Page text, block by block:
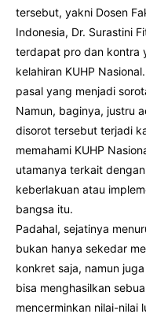
tersebut, yakni Dosen
Indonesia, Dr. Surastini
terdapat pro dan kontra
kelahiran KUHP
pasal yang menjadi
Namun, baginya, justru
disorot tersebut terjadi
memahami KUHP
utamanya terkait
keberlakuan atau
bangsa itu.
Padahal, sejatinya
bukan hanya sekedar
konkret saja, namun
bisa menghasilkan
mencerminkan nilai-nilai